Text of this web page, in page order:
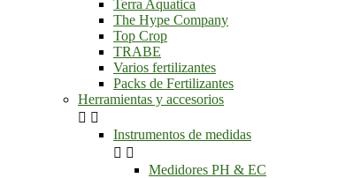
Terra Aquatica
The Hype Company
Top Crop
TRABE
Varios fertilizantes
Packs de Fertilizantes
Herramientas y accesorios
 
Instrumentos de medidas
 
Medidores PH & EC